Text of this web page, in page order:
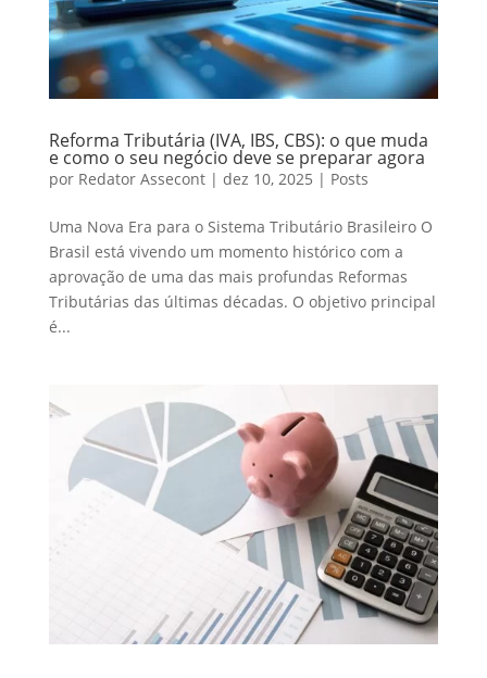
Reforma Tributária (IVA, IBS, CBS): o que muda
e como o seu negócio deve se preparar agora
por Redator Assecont| dez 10, 2025 | Posts
Uma Nova Era para o Sistema Tributário Brasileiro O
Brasil está vivendo um momento histórico com a
aprovação de uma das mais profundas Reformas
Tributárias das últimas décadas. O objetivo principal
é...